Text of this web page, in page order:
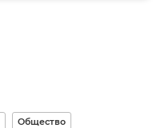
Общество